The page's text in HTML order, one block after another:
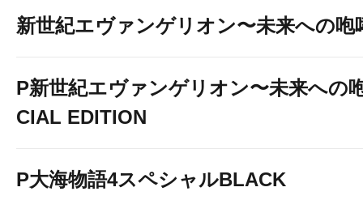
新世紀エヴァンゲリオン〜未来への咆
P新世紀エヴァンゲリオン〜未来への
CIAL EDITION
P大海物語4スペシャルBLACK